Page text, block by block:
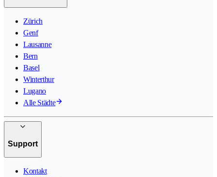
Zürich
Genf
Lausanne
Bern
Basel
Winterthur
Lugano
Alle Städte
Support
Kontakt